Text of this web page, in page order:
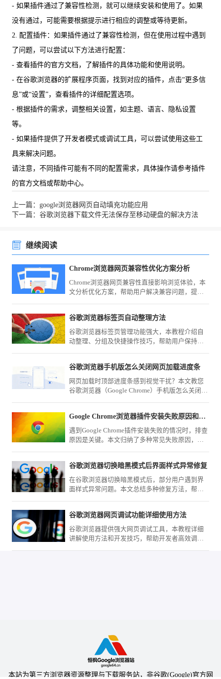
- 如果插件通过了兼容性检测，就可以继续安装和使用了。如果
没有通过，可能需要根据提示进行相应的调整或等待更新。
2. 配置插件：如果插件通过了兼容性检测，但在使用过程中遇到
了问题，可以尝试以下方法进行配置：
- 查看插件的官方文档，了解插件的具体功能和使用说明。
- 在谷歌浏览器的扩展程序页面，找到对应的插件，点击“更多信
息”或“设置”，查看插件的详细配置选项。
- 根据插件的需求，调整相关设置，如主题、语言、隐私设置
等。
- 如果插件提供了开发者模式或调试工具，可以尝试使用这些工
具来解决问题。
请注意，不同插件可能有不同的配置需求，具体操作请参考插件
的官方文档或帮助中心。
上一篇：google浏览器网页自动填充功能应用
下一篇：谷歌浏览器下载文件无法保存至移动硬盘的解决方法
继续阅读
Chrome浏览器网页兼容性优化方案分析
Chrome浏览器网页兼容性直接影响浏览体验，本
文分析优化方案，帮助用户解决兼容问题，提高
谷歌浏览器标签页自动整理方法
谷歌浏览器标签页管理功能强大，本教程介绍自
动整理、分组及快捷操作技巧，帮助用户保持浏
谷歌浏览器手机版怎么关闭网页加载进度条
网页加载时顶部进度条感到视觉干扰？本文教您
谷歌浏览器（Google Chrome）手机版怎么关闭网
Google Chrome浏览器插件安装失败原因和修复方案
遇到Google Chrome插件安装失败的情况时，排查
原因是关键。本文归纳了多种常见失败原因，包
浏览器功能。
谷歌浏览器切换暗黑模式后界面样式异常修复
在谷歌浏览器切换暗黑模式后，部分用户遇到界
面样式异常问题。本文总结多种修复方法，帮助
谷歌浏览器网页调试功能详细使用方法
谷歌浏览器提供强大网页调试工具，本教程详细
讲解使用方法和开发技巧，帮助开发者高效调试
本站为第三方浏览器资源整理与下载服务站，非谷歌(Google)官方网